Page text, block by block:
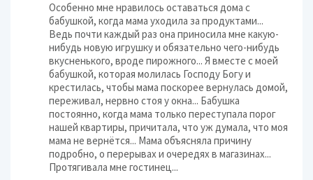
Особенно мне нравилось оставаться дома с
бабушкой, когда мама уходила за продуктами...
Ведь почти каждый раз она приносила мне какую-
нибудь новую игрушку и обязательно чего-нибудь
вкусненького, вроде пирожного... Я вместе с моей
бабушкой, которая молилась Господу Богу и
крестилась, чтобы мама поскорее вернулась домой,
переживал, нервно стоя у окна... Бабушка
постоянно, когда мама только переступала порог
нашей квартиры, причитала, что уж думала, что моя
мама не вернётся... Мама объясняла причину
подробно, о перерывах и очередях в магазинах...
Протягивала мне гостинец...